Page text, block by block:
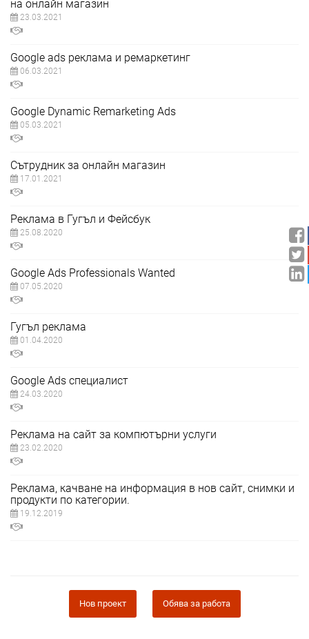
на онлайн магазин
23.03.2021
Google ads реклама и ремаркетинг
06.03.2021
Google Dynamic Remarketing Ads
05.03.2021
Сътрудник за онлайн магазин
17.01.2021
Реклама в Гугъл и Фейсбук
25.08.2020
Google Ads Professionals Wanted
07.05.2020
Гугъл реклама
01.04.2020
Google Ads специалист
24.03.2020
Реклама на сайт за компютърни услуги
23.02.2020
Реклама, качване на информация в нов сайт, снимки и
продукти по категории.
19.12.2019
Нов проект Обява за работа